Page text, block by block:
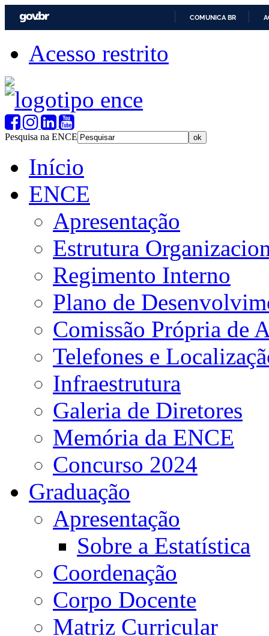
COMUNICA BR
Acesso restrito
Pesquisa na ENCE
Início
ENCE
Apresentação
Estrutura
Regimento Interno
Plano de
Comissão Própria de
Telefones e
Infraestrutura
Galeria de Diretores
Memória da ENCE
Concurso 2024
Graduação
Apresentação
Sobre a Estatística
Coordenação
Corpo Docente
Matriz Curricular